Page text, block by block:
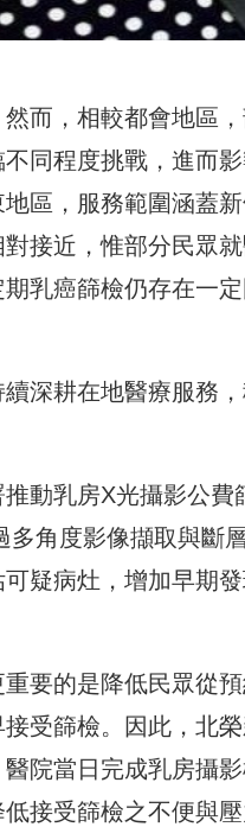
而，相較都會地區
同程度挑戰，進而
區，服務範圍涵蓋
接近，惟部分民眾
乳癌篩檢仍存在一定
深耕在地醫療服務
動乳房X光攝影公費
角度影像擷取與斷
疑病灶，增加早期
要的是降低民眾從
受篩檢。因此，北
院當日完成乳房攝
接受篩檢之不便與壓